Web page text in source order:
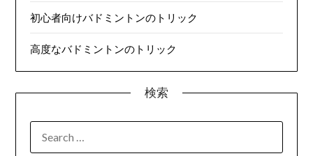
初心者向けバドミントンのトリック
高度なバドミントンのトリック
検索
FOR: